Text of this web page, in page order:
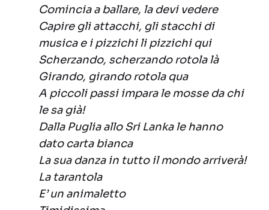
Comincia a ballare, la devi vedere
Capire gli attacchi, gli stacchi di
musica e i pizzichi li pizzichi qui
Scherzando, scherzando rotola là
Girando, girando rotola qua
A piccoli passi impara le mosse da chi
le sa già!
Dalla Puglia allo Sri Lanka le hanno
dato carta bianca
La sua danza in tutto il mondo arriverà!
La tarantola
E’ un animaletto